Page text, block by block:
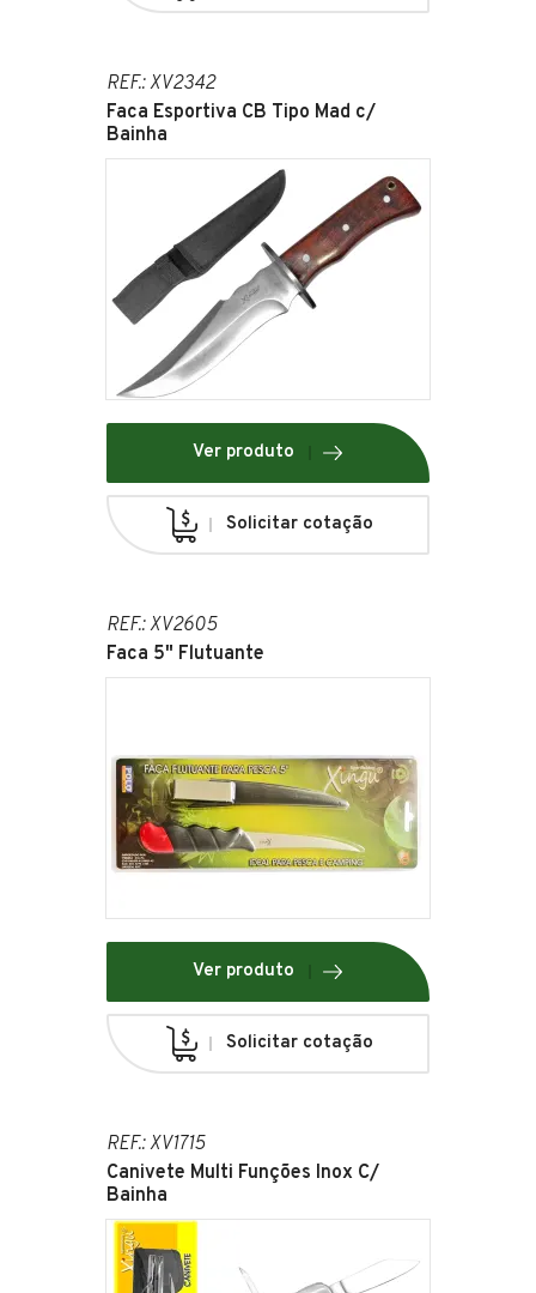
REF.: XV2342
Faca Esportiva CB Tipo Mad c/
Bainha
Ver produto
Solicitar cotação
REF.: XV2605
Faca 5" Flutuante
Ver produto
Solicitar cotação
REF.: XV1715
Canivete Multi Funções Inox C/
Bainha